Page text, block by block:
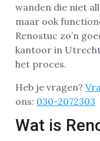
wanden die niet
maar ook
Renostuc zo’n
kantoor in
het proces.
Heb je vragen?
ons: 030-2072303
Wat is